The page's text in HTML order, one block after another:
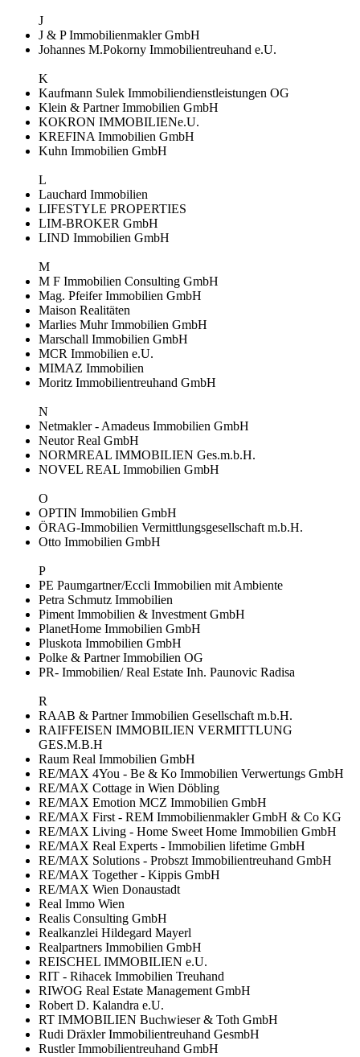
J
J & P Immobilienmakler GmbH
Johannes M.Pokorny Immobilientreuhand e.U.
K
Kaufmann Sulek Immobiliendienstleistungen OG
Klein & Partner Immobilien GmbH
KOKRON IMMOBILIENe.U.
KREFINA Immobilien GmbH
Kuhn Immobilien GmbH
L
Lauchard Immobilien
LIFESTYLE PROPERTIES
LIM-BROKER GmbH
LIND Immobilien GmbH
M
M F Immobilien Consulting GmbH
Mag. Pfeifer Immobilien GmbH
Maison Realitäten
Marlies Muhr Immobilien GmbH
Marschall Immobilien GmbH
MCR Immobilien e.U.
MIMAZ Immobilien
Moritz Immobilientreuhand GmbH
N
Netmakler - Amadeus Immobilien GmbH
Neutor Real GmbH
NORMREAL IMMOBILIEN Ges.m.b.H.
NOVEL REAL Immobilien GmbH
O
OPTIN Immobilien GmbH
ÖRAG-Immobilien Vermittlungsgesellschaft m.b.H.
Otto Immobilien GmbH
P
PE Paumgartner/Eccli Immobilien mit Ambiente
Petra Schmutz Immobilien
Piment Immobilien & Investment GmbH
PlanetHome Immobilien GmbH
Pluskota Immobilien GmbH
Polke & Partner Immobilien OG
PR- Immobilien/ Real Estate Inh. Paunovic Radisa
R
RAAB & Partner Immobilien Gesellschaft m.b.H.
RAIFFEISEN IMMOBILIEN VERMITTLUNG
GES.M.B.H
Raum Real Immobilien GmbH
RE/MAX 4You - Be & Ko Immobilien Verwertungs GmbH
RE/MAX Cottage in Wien Döbling
RE/MAX Emotion MCZ Immobilien GmbH
RE/MAX First - REM Immobilienmakler GmbH & Co KG
RE/MAX Living - Home Sweet Home Immobilien GmbH
RE/MAX Real Experts - Immobilien lifetime GmbH
RE/MAX Solutions - Probszt Immobilientreuhand GmbH
RE/MAX Together - Kippis GmbH
RE/MAX Wien Donaustadt
Real Immo Wien
Realis Consulting GmbH
Realkanzlei Hildegard Mayerl
Realpartners Immobilien GmbH
REISCHEL IMMOBILIEN e.U.
RIT - Rihacek Immobilien Treuhand
RIWOG Real Estate Management GmbH
Robert D. Kalandra e.U.
RT IMMOBILIEN Buchwieser & Toth GmbH
Rudi Dräxler Immobilientreuhand GesmbH
Rustler Immobilientreuhand GmbH